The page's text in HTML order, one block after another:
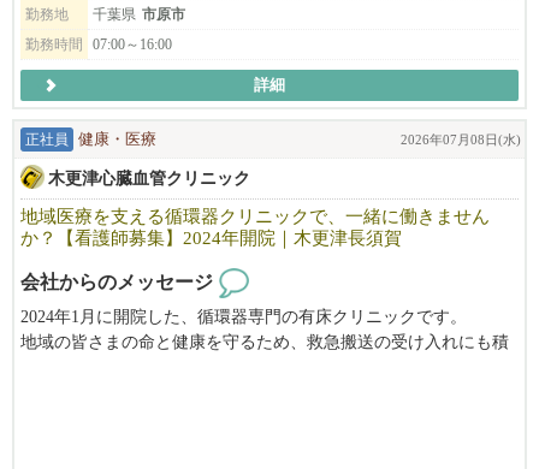
お気軽にご連絡ください。
TEL:0436-62-4882
勤務地
千葉県 市原市
勤務時間
07:00～16:00
詳細
正社員 健康・医療 2026年07月08日(水)
木更津心臓血管クリニック
地域医療を支える循環器クリニックで、一緒に働きません
か？【看護師募集】2024年開院｜木更津長須賀
会社からのメッセージ
2024年1月に開院した、循環器専門の有床クリニックです。
地域の皆さまの命と健康を守るため、救急搬送の受け入れにも積